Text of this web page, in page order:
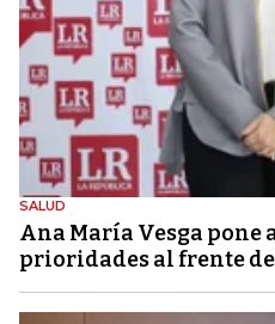
SALUD
Ana María Vesga pone
prioridades al frente